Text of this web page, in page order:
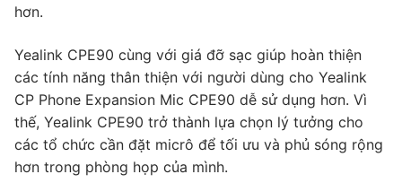
hơn.
Yealink CPE90 cùng với giá đỡ sạc giúp hoàn thiện
các tính năng thân thiện với người dùng cho Yealink
CP Phone Expansion Mic CPE90 dễ sử dụng hơn. Vì
thế, Yealink CPE90 trở thành lựa chọn lý tưởng cho
các tổ chức cần đặt micrô để tối ưu và phủ sóng rộng
hơn trong phòng họp của mình.